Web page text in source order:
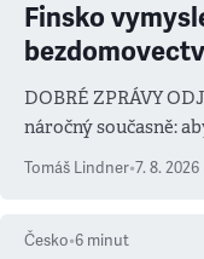
Finsko
DOBRÉ ZPRÁVY
náročný současně:
prioritu
Tomáš Lindner•7. 8. 2026
Česko•6 minut